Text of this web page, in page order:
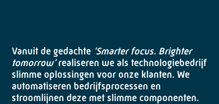
Vanuit de gedachte ‘Smarter focus. Brighter
tomorrow’realiseren we als technologiebedrijf
slimme oplossingen voor onze klanten. We
automatiseren bedrijfsprocessen en
stroomlijnen deze met slimme componenten.